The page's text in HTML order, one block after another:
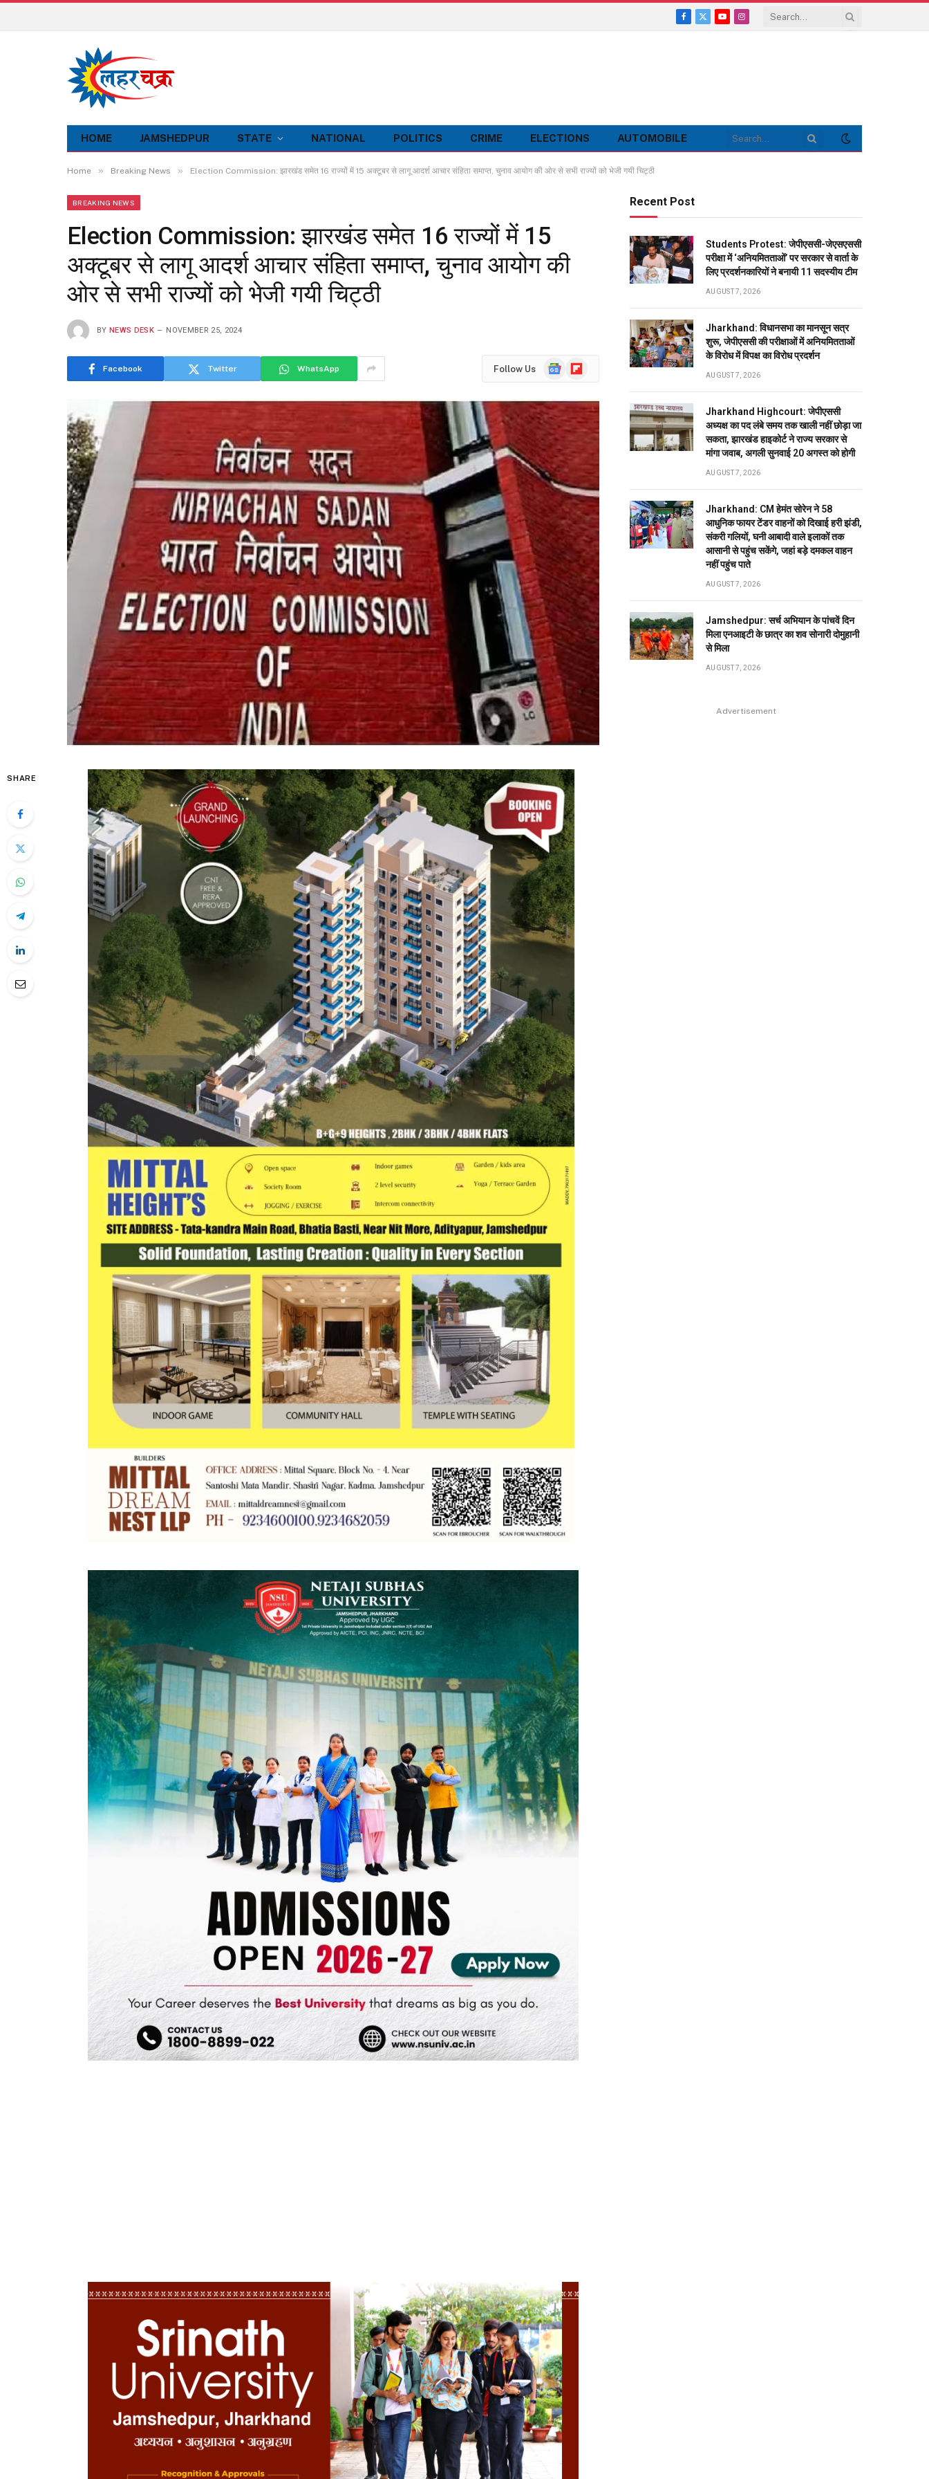
Facebook
X
YouTubeInstagram
HOME JAMSHEDPUR STATE NATIONAL POLITICS CRIME ELECTIONS AUTOMOBILE
Home » Breaking News » Election Commission: झारखंड समेत 16 राज्यों में 15 अक्टूबर से लागू आदर्श आचार संहिता समाप्त, चुनाव आयोग की ओर से सभी राज्यों को भेजी गयी चिट्ठी
BREAKING NEWS
Election Commission: झारखंड समेत 16 राज्यों में 15
अक्टूबर से लागू आदर्श आचार संहिता समाप्त, चुनाव आयोग की
ओर से सभी राज्यों को भेजी गयी चिट्ठी
BY NEWS DESK NOVEMBER 25, 2024
Facebook Twitter WhatsApp Follow Us
GoogleFlipboard
SHARE
Recent Post
Students Protest: जेपीएससी-जेएसएससी
परीक्षा में ‘अनियमितताओं’ पर सरकार से वार्ता के
लिए प्रदर्शनकारियों ने बनायी 11 सदस्यीय टीम
AUGUST 7, 2026
Jharkhand: विधानसभा का मानसून सत्र
शुरू, जेपीएससी की परीक्षाओं में अनियमितताओं
के विरोध में विपक्ष का विरोध प्रदर्शन
AUGUST 7, 2026
Jharkhand Highcourt: जेपीएससी
अध्यक्ष का पद लंबे समय तक खाली नहीं छोड़ा जा
सकता, झारखंड हाइकोर्ट ने राज्य सरकार से
मांगा जवाब, अगली सुनवाई 20 अगस्त को होगी
AUGUST 7, 2026
Jharkhand: CM हेमंत सोरेन ने 58
आधुनिक फायर टेंडर वाहनों को दिखाई हरी झंडी,
संकरी गलियों, घनी आबादी वाले इलाकों तक
आसानी से पहुंच सकेंगे, जहां बड़े दमकल वाहन
नहीं पहुंच पाते
AUGUST 7, 2026
Jamshedpur: सर्च अभियान के पांचवें दिन
मिला एनआइटी के छात्र का शव सोनारी दोमुहानी
से मिला
AUGUST 7, 2026
Advertisement